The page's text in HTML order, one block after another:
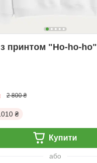
принтом "Ho-ho-ho"
2 800 ₴
₴
Купити
або